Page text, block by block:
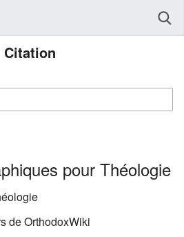
Citation
pour Théologie
de OrthodoxWiki